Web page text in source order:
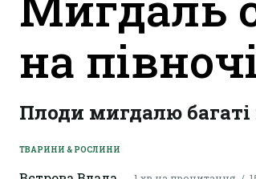
на
Плоди мигдалю багаті
ТВАРИНИ & РОСЛИНИ